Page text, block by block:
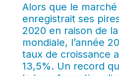
Alors que le
enregistrait ses
2020 en raison de
mondiale, l’année
taux de croissance
13,5%. Un record